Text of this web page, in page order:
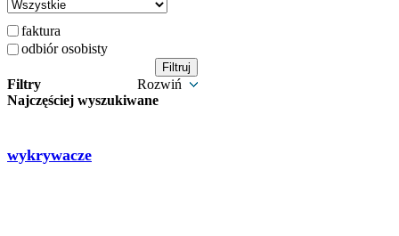
faktura
odbiór osobisty
Filtry
Rozwiń
Najczęściej wyszukiwane
wykrywacze